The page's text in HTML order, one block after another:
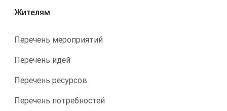
Жителям
Перечень мероприятий
Перечень идей
Перечень ресурсов
Перечень потребностей